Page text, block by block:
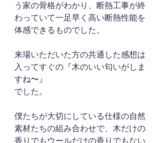
う家の骨格がわかり、断熱工事が終
わっていて一足早く高い断熱性能を
体感できるものでした。
来場いただいた方の共通した感想は
入ってすぐの『木のいい匂いがしま
すね〜』
でした。
僕たちが大切にしている仕様の自然
素材たちの組み合わせで、木だけの
香りでもウールだけの香りでもない